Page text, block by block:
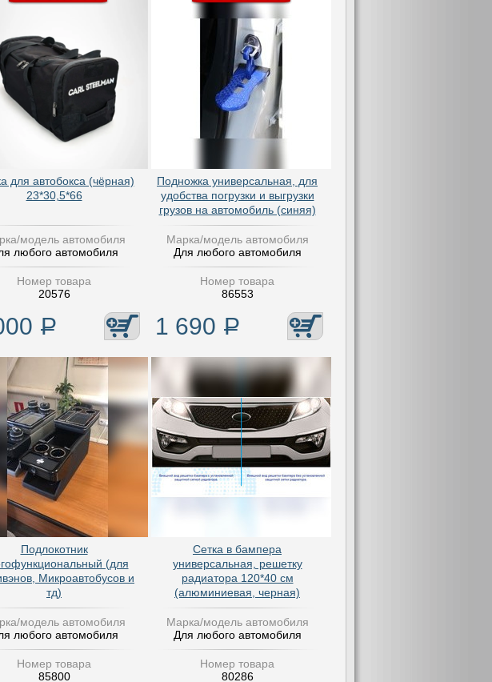
для автобокса (чёрная)
23*30,5*66
модель автомобиля
любого автомобиля
Номер товара
20576
Р
Подножка универсальная, для
удобства погрузки и выгрузки
грузов на автомобиль (синяя)
Марка/модель автомобиля
Для любого автомобиля
Номер товара
86553
1 690 Р
Подлокотник
(для
Микроавтобусов и
тд)
модель автомобиля
любого автомобиля
Номер товара
85800
Сетка в бампера
универсальная, решетку
радиатора 120*40 см
(алюминиевая, черная)
Марка/модель автомобиля
Для любого автомобиля
Номер товара
80286